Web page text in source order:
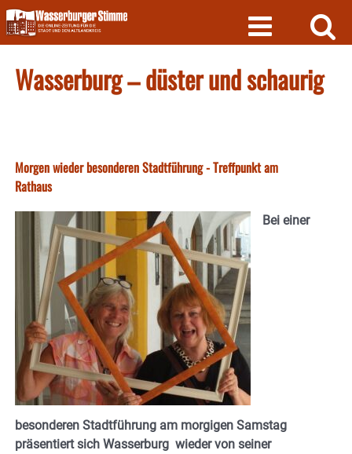
Skip
to
content
Wasserburg – düster und schaurig
Morgen wieder besonderen Stadtführung - Treffpunkt am
Rathaus
Bei einer
besonderen Stadtführung am morgigen Samstag
präsentiert sich Wasserburg wieder von seiner